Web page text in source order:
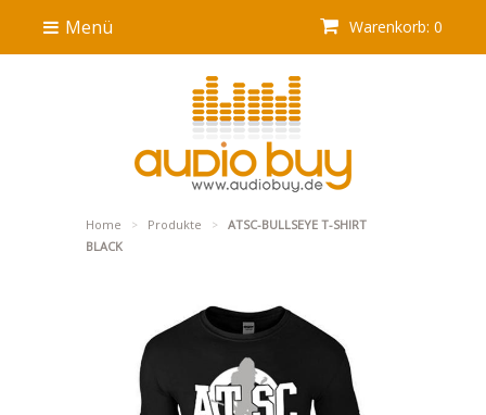
Warenkorb: 0
Menü
Home > Produkte >
ATSC-BULLSEYE T-SHIRT
BLACK